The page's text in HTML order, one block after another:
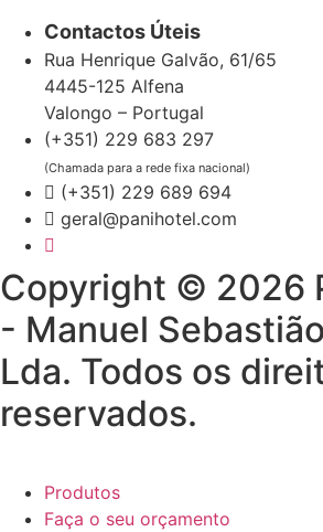
Contactos Úteis
Rua Henrique Galvão, 61/65
4445-125 Alfena
Valongo – Portugal
(+351) 229 683 297
(Chamada para a rede fixa nacional)
(+351) 229 689 694
geral@panihotel.com
Copyright © 2026
- Manuel
Lda. Todos os
reservados.
Produtos
Faça o seu orçamento